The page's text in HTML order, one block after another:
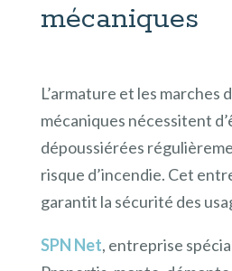
mécaniques
L’armature et les marches
mécaniques nécessitent
dépoussiérées
risque d’incendie. Cet
garantit la sécurité des
SPN Net, entreprise